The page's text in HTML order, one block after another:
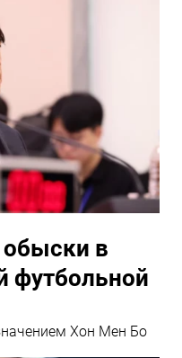
в
футбольной
Хон Мен Бо